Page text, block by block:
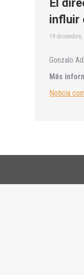
El
influir
19 diciembre,
Gonzalo
Más
Noticia